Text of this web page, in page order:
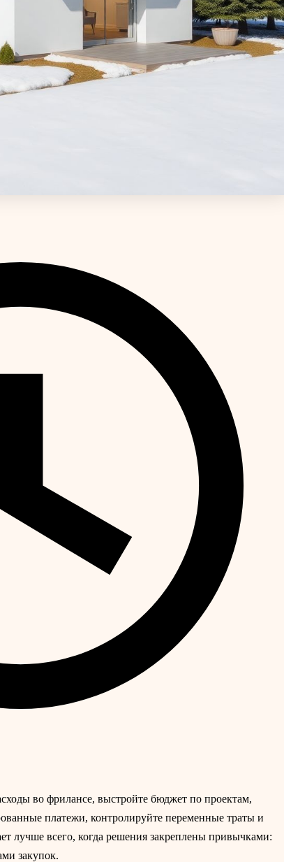
во фрилансе, выстройте бюджет по проектам,
платежи, контролируйте переменные траты и
лучше всего, когда решения закреплены привычками:
закупок.